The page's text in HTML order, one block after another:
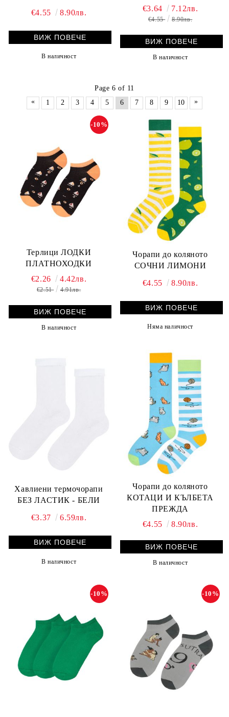
€4.55
8.90лв.
ВИЖ ПОВЕЧЕ
В наличност
€3.64 7.12лв.
€4.55 8.90лв.
ВИЖ ПОВЕЧЕ
В наличност
Page 6 of 11
«
1 2 3 4 5 6 7 8 9 10 »
Терлици ЛОДКИ
ПЛАТНОХОДКИ
-10%
€2.26 4.42лв.
€2.51 4.91лв.
ВИЖ ПОВЕЧЕ
В наличност
Чорапи до коляното
СОЧНИ ЛИМОНИ
€4.55
8.90лв.
ВИЖ ПОВЕЧЕ
Няма наличност
Хавлиени термочорапи
БЕЗ ЛАСТИК - БЕЛИ
€3.37 6.59лв.
ВИЖ ПОВЕЧЕ
В наличност
Чорапи до коляното
КОТАЦИ И КЪЛБЕТА
ПРЕЖДА
€4.55
8.90лв.
ВИЖ ПОВЕЧЕ
В наличност
-10% -10%